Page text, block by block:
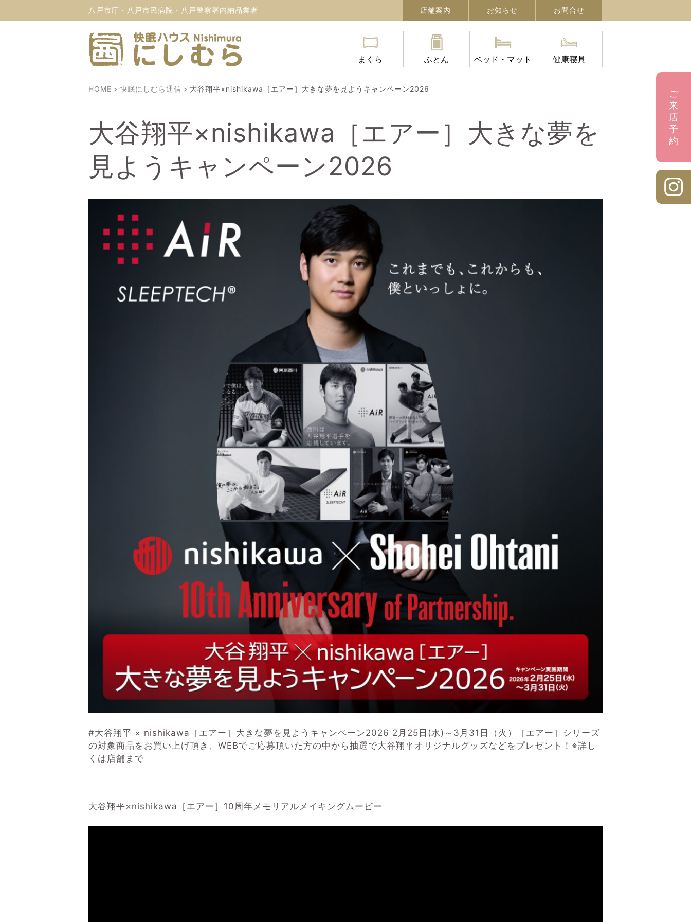
八戸市庁・八戸市民病院・八戸警察署内納品業者 店舗案内 お知らせ お問合せ
まくら ふとん ベッド・マット 健康寝具
ご
来
店
予
約
HOME 快眠にしむら通信 大谷翔平×nishikawa［エアー］大きな夢を見ようキャンペーン2026
大谷翔平×nishikawa［エアー］大きな夢を
見ようキャンペーン2026
#大谷翔平 × nishikawa［エアー］大きな夢を見ようキャンペーン2026 2月25日(水)～3月31日（火）［エアー］シリーズ
の対象商品をお買い上げ頂き、WEBでご応募頂いた方の中から抽選で大谷翔平オリジナルグッズなどをプレゼント！※詳し
くは店舗まで
大谷翔平×nishikawa［エアー］10周年メモリアルメイキングムービー